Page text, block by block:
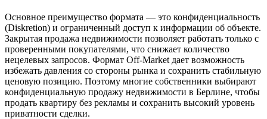
Основное преимущество формата — это конфиденциальность
(Diskretion) и ограниченный доступ к информации об объекте.
Закрытая продажа недвижимости позволяет работать только с
проверенными покупателями, что снижает количество
нецелевых запросов. Формат Off-Market дает возможность
избежать давления со стороны рынка и сохранить стабильную
ценовую позицию. Поэтому многие собственники выбирают
конфиденциальную продажу недвижимости в Берлине, чтобы
продать квартиру без рекламы и сохранить высокий уровень
приватности сделки.